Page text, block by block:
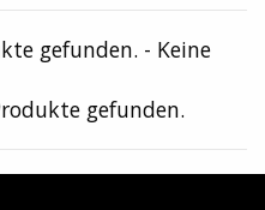
gefunden. - Keine
gefunden.